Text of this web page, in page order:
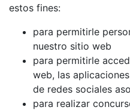
estos fines:
para permitirle
nuestro sitio web
para permitirle
web, las
de redes sociales
para realizar